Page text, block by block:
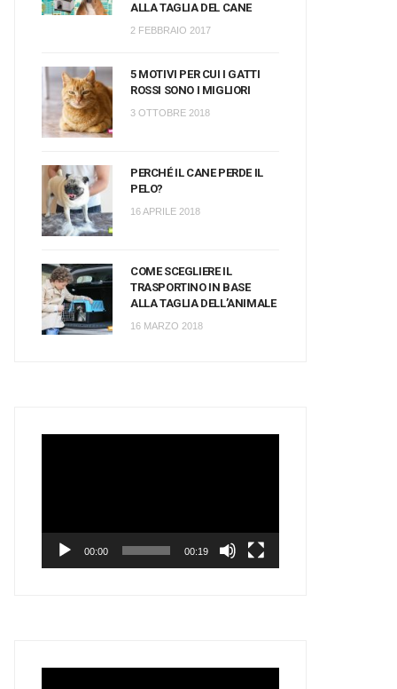
ALLA TAGLIA DEL CANE
2 FEBBRAIO 2017
5 MOTIVI PER CUI I GATTI
ROSSI SONO I MIGLIORI
3 OTTOBRE 2018
PERCHÉ IL CANE PERDE IL
PELO?
16 APRILE 2018
COME SCEGLIERE IL
TRASPORTINO IN BASE
ALLA TAGLIA DELL’ANIMALE
16 MARZO 2018
00:00 00:19